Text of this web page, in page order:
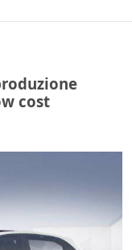
cost